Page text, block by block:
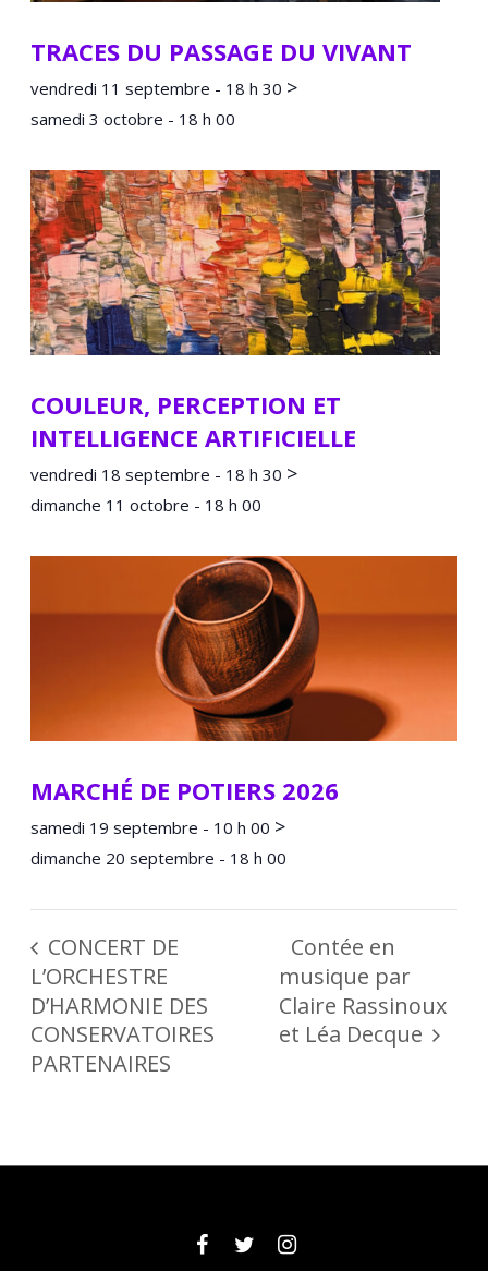
TRACES DU PASSAGE DU VIVANT
vendredi 11 septembre - 18 h 30 >
samedi 3 octobre - 18 h 00
COULEUR, PERCEPTION ET
INTELLIGENCE ARTIFICIELLE
vendredi 18 septembre - 18 h 30 >
dimanche 11 octobre - 18 h 00
MARCHÉ DE POTIERS 2026
samedi 19 septembre - 10 h 00 >
dimanche 20 septembre - 18 h 00
CONCERT DE
L’ORCHESTRE
D’HARMONIE DES
CONSERVATOIRES
PARTENAIRES
Contée en
musique par
Claire Rassinoux
et Léa Decque